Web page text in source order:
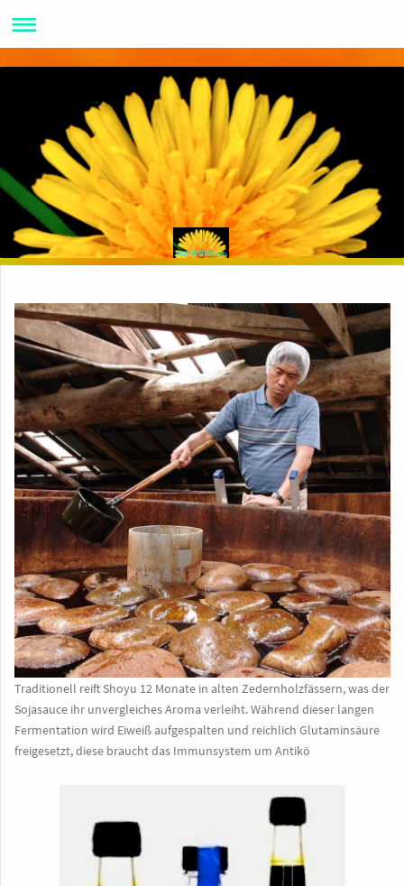
MAKROBIOShop
Traditionell reift Shoyu 12 Monate in alten Zedernholzfässern, was der
Sojasauce ihr unvergleiches Aroma verleiht. Während dieser langen
Fermentation wird Eiweiß aufgespalten und reichlich Glutaminsäure
freigesetzt, diese braucht das Immunsystem um Antikö